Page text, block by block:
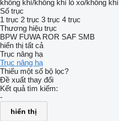
không khí/không khí lò xo/không khí
Số trục
1 trục 2 trục 3 trục 4 trục
Thương hiệu trục
BPW FUWA ROR SAF SMB
hiển thị tất cả
Trục nâng hạ
Trục nâng hạ
Thiếu một số bộ lọc?
Đề xuất thay đổi
Kết quả tìm kiếm:
-
hiển thị